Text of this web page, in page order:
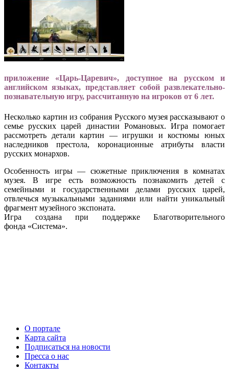
приложение «Царь-Царевич», доступное на русском и
английском языках, представляет собой развлекательно-
познавательную игру, рассчитанную на игроков от 6 лет.
Несколько картин из собрания Русского музея рассказывают о
семье русских царей династии Романовых. Игра помогает
рассмотреть детали картин — игрушки и костюмы юных
наследников престола, коронационные атрибуты власти
русских монархов.
Особенность игры — сюжетные приключения в комнатах
музея. В игре есть возможность познакомить детей с
семейными и государственными делами русских царей,
отвлечься музыкальными заданиями или найти уникальный
фрагмент музейного экспоната.
Игра создана при поддержке Благотворительного
фонда «Система».
О портале
Карта сайта
Подписаться на новости
Пресса о нас
Контакты